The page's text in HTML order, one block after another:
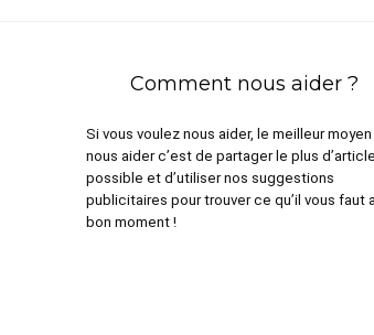
Comment nous aider ?
Si vous voulez nous aider, le meilleur
nous aider c’est de partager le plus d’article
possible et d’utiliser nos suggestions
publicitaires pour trouver ce qu’il vous faut
bon moment !